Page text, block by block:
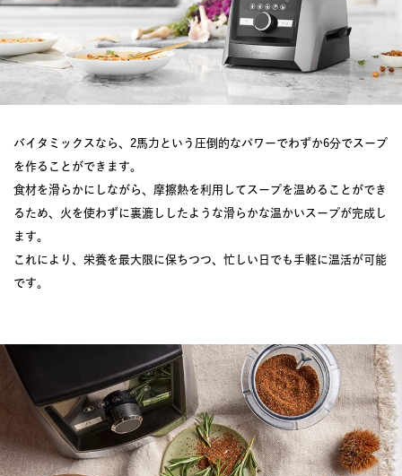
バイタミックスなら、2馬力という圧倒的なパワーでわずか6分でスープ
を作ることができます。
食材を滑らかにしながら、摩擦熱を利用してスープを温めることができ
るため、火を使わずに裏漉ししたような滑らかな温かいスープが完成し
ます。
これにより、栄養を最大限に保ちつつ、忙しい日でも手軽に温活が可能
です。